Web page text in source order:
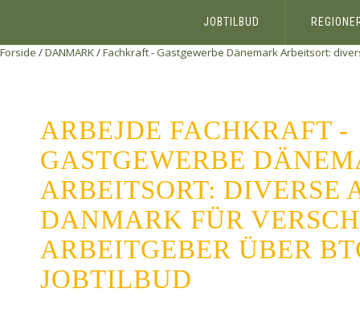
JOBTILBUD
Forside /DANMARK/Fachkraft - Gastgewerbe Dänemark Arbeitsort:
ARBEJDE FACHKRAFT -
GASTGEWERBE
ARBEITSORT: DIVERSE
DANMARK FÜR
ARBEITGEBER ÜBER
JOBTILBUD